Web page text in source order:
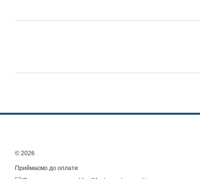
© 2026
Приймаємо до оплати